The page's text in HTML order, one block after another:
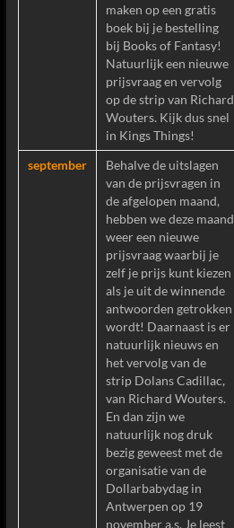
maken op een gratis
boek bij je bestelling
bij Books of Fantasy!
Natuurlijk een nieuwe
prijsvraag en vervolg
op de strip van Richard
Wouters. Kijk dus snel
in Kings Things!
september
Behalve de uitslagen
van de prijsvragen in
de afgelopen maand,
hebben we deze maand
weer een nieuwe
prijsvraag waarbij je
zelf je prijs kunt kiezen
als je uit de winnende
antwoorden getrokken
wordt! Daarnaast is er
natuurlijk nieuws en
het vervolg van de
strip Dolans Cadillac,
van Richard Wouters.
En dan zijn we
natuurlijk nog druk
bezig geweest met de
organisatie van de
Dollarbabydag in
Antwerpen op 19
november a.s. Je leest